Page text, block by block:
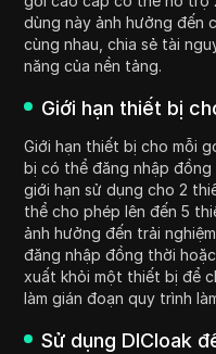
dùng này ảnh hưởng đến
cùng nhau, chia sẻ tài
năng của nền tảng.
Giới hạn thiết bị
Giới hạn thiết bị cho mỗi
bị có thể đăng nhập
giới hạn sử dụng cho 2
thể cho phép lên đến 5
ảnh hưởng đến trải
đăng nhập đồng thời
xuất khỏi một thiết bị để
làm gián đoạn quy trình
Sử dụng DICloak